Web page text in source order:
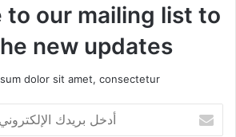
to our mailing list to
new updates!
dolor sit amet, consectetur.
بريدك